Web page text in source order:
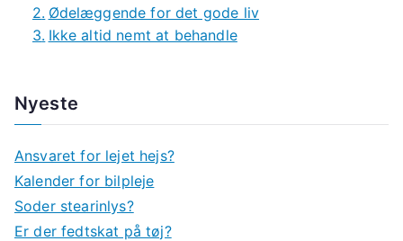
Ødelæggende for det gode liv
Ikke altid nemt at behandle
Nyeste
Ansvaret for lejet hejs?
Kalender for bilpleje
Soder stearinlys?
Er der fedtskat på tøj?